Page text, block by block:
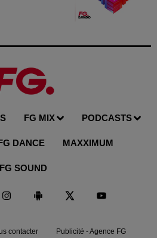
FG MIX PODCASTS
DANCE MAXXIMUM
FG SOUND
contacter Publicité - Agence FG